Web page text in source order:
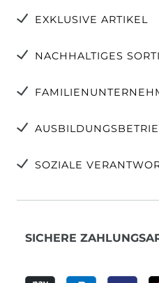
EXKLUSIVE ARTIKEL
NACHHALTIGES
SOZIALE
SICHERE